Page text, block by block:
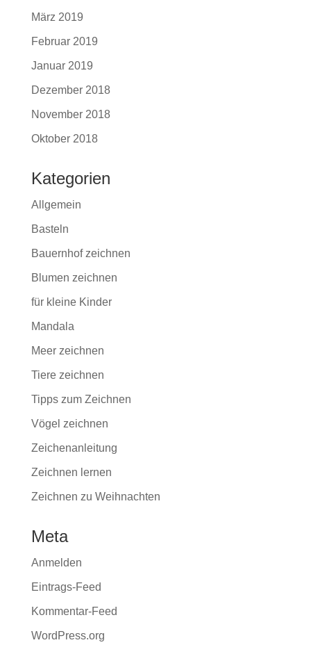
März 2019
Februar 2019
Januar 2019
Dezember 2018
November 2018
Oktober 2018
Kategorien
Allgemein
Basteln
Bauernhof zeichnen
Blumen zeichnen
für kleine Kinder
Mandala
Meer zeichnen
Tiere zeichnen
Tipps zum Zeichnen
Vögel zeichnen
Zeichenanleitung
Zeichnen lernen
Zeichnen zu Weihnachten
Meta
Anmelden
Eintrags-Feed
Kommentar-Feed
WordPress.org